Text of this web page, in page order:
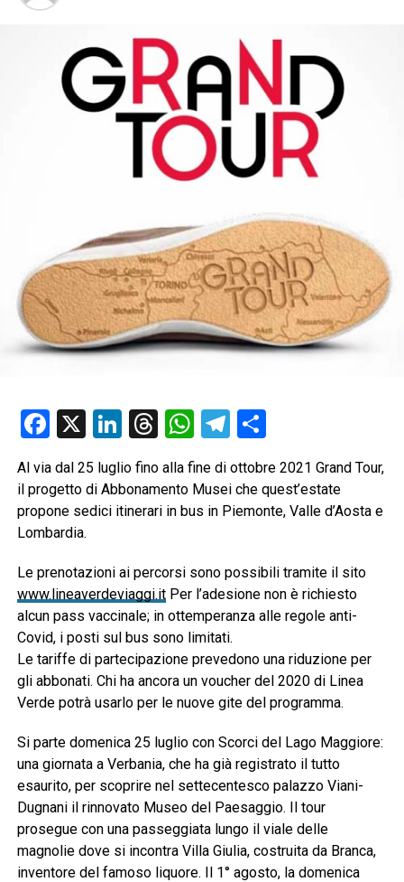
Facebook
X LinkedIn
Threads
WhatsApp
Telegram
Condividi
Al via dal 25 luglio fino alla fine di ottobre 2021 Grand Tour,
il progetto di Abbonamento Musei che quest’estate
propone sedici itinerari in bus in Piemonte, Valle d’Aosta e
Lombardia.
Le prenotazioni ai percorsi sono possibili tramite il sito
www.lineaverdeviaggi.itPer l’adesione non è richiesto
alcun pass vaccinale; in ottemperanza alle regole anti-
Covid, i posti sul bus sono limitati.
Le tariffe di partecipazione prevedono una riduzione per
gli abbonati. Chi ha ancora un voucher del 2020 di Linea
Verde potrà usarlo per le nuove gite del programma.
Si parte domenica 25 luglio con Scorci del Lago Maggiore:
una giornata a Verbania, che ha già registrato il tutto
esaurito, per scoprire nel settecentesco palazzo Viani-
Dugnani il rinnovato Museo del Paesaggio. Il tour
prosegue con una passeggiata lungo il viale delle
magnolie dove si incontra Villa Giulia, costruita da Branca,
inventore del famoso liquore. Il 1° agosto, la domenica